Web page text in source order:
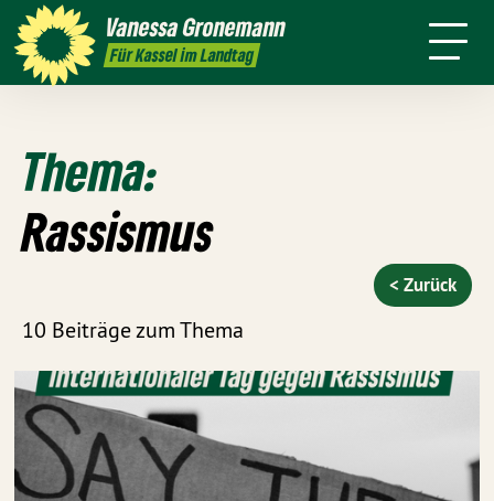
VanessaGronemann
Für Kassel im Landtag
Kontakt Mitmachen
Themen
Thema:
Rassismus
10 Beiträge zum Thema
< Zurück